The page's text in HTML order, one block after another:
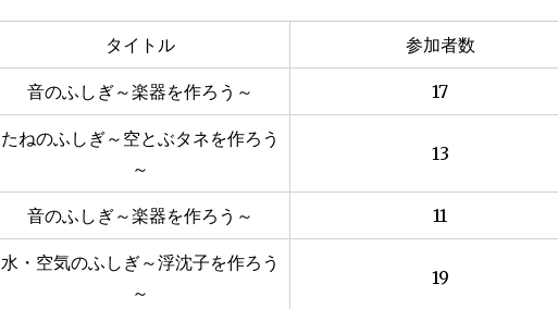
タイトル 参加者数
音のふしぎ～楽器を作ろう～ 17
たねのふしぎ～空とぶタネを作ろう
～
13
音のふしぎ～楽器を作ろう～ 11
水・空気のふしぎ～浮沈子を作ろう
～
19